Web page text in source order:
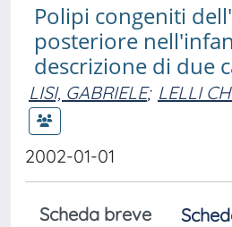
Polipi congeniti
posteriore
descrizione di due
LISI, GABRIELE; LELLI
2002-01-01
Scheda breve